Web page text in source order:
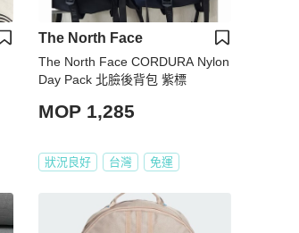
The North Face
The North Face CORDURA Nylon
Day Pack 北臉後背包 紫標
MOP 1,285
狀況良好 台灣 免運